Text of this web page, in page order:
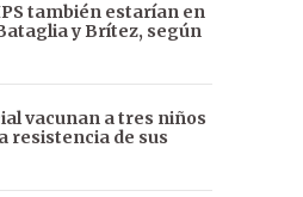
también estarían en
y Brítez, según
vacunan a tres niños
resistencia de sus